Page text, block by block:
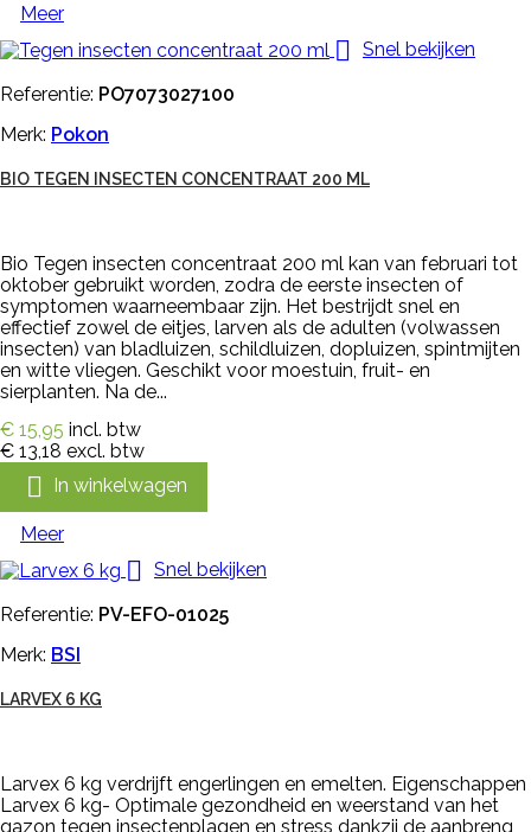
Meer
 Snel bekijken
Referentie: PO7073027100
Merk: Pokon
BIO TEGEN INSECTEN CONCENTRAAT 200 ML
Bio Tegen insecten concentraat 200 ml kan van februari tot
oktober gebruikt worden, zodra de eerste insecten of
symptomen waarneembaar zijn. Het bestrijdt snel en
effectief zowel de eitjes, larven als de adulten (volwassen
insecten) van bladluizen, schildluizen, dopluizen, spintmijten
en witte vliegen. Geschikt voor moestuin, fruit- en
sierplanten. Na de...
€ 15,95 incl. btw
€ 13,18 excl. btw
 In winkelwagen
Meer
 Snel bekijken
Referentie: PV-EFO-01025
Merk: BSI
LARVEX 6 KG
Larvex 6 kg verdrijft engerlingen en emelten. Eigenschappen
Larvex 6 kg- Optimale gezondheid en weerstand van het
gazon tegen insectenplagen en stress dankzij de aanbreng